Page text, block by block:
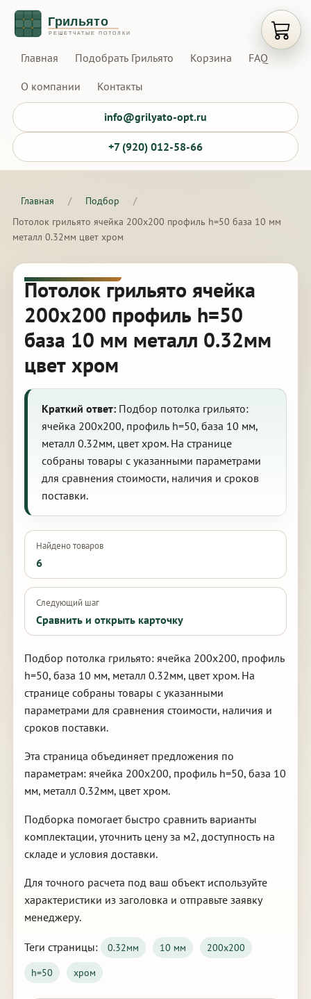
Главная Подобрать Грильято Корзина FAQ
О компании Контакты
info@grilyato-opt.ru
+7 (920) 012-58-66
Главная / Подбор
/
Потолок грильято ячейка 200х200 профиль h=50 база 10 мм
металл 0.32мм цвет хром
Потолок грильято ячейка
200х200 профиль h=50
база 10 мм металл 0.32мм
цвет хром
Краткий ответ:Подбор потолка грильято:
ячейка 200х200, профиль h=50, база 10 мм,
металл 0.32мм, цвет хром. На странице
собраны товары с указанными параметрами
для сравнения стоимости, наличия и сроков
поставки.
Найдено товаров
6
Следующий шаг
Сравнить и открыть карточку
Подбор потолка грильято: ячейка 200х200, профиль
h=50, база 10 мм, металл 0.32мм, цвет хром. На
странице собраны товары с указанными
параметрами для сравнения стоимости, наличия и
сроков поставки.
Эта страница объединяет предложения по
параметрам: ячейка 200х200, профиль h=50, база 10
мм, металл 0.32мм, цвет хром.
Подборка помогает быстро сравнить варианты
комплектации, уточнить цену за м2, доступность на
складе и условия доставки.
Для точного расчета под ваш объект используйте
характеристики из заголовка и отправьте заявку
менеджеру.
Теги страницы: 0.32мм 10 мм
200х200
h=50
хром